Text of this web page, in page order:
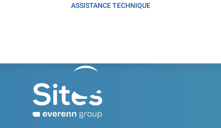
ASSISTANCE TECHNIQUE